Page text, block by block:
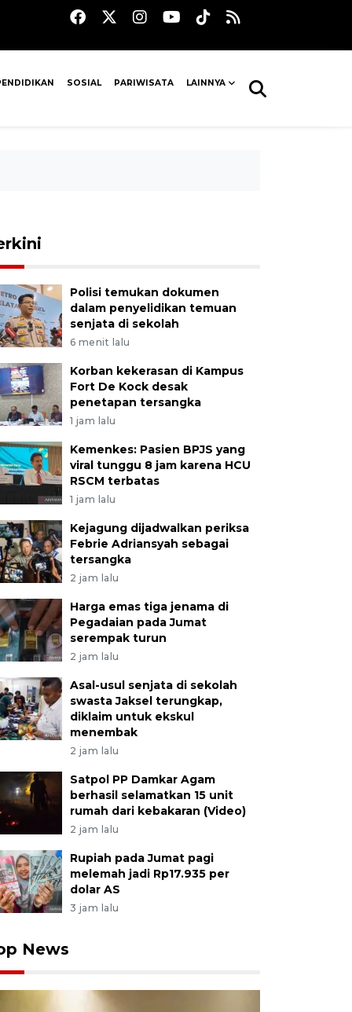
SOSIAL PARIWISATA LAINNYA
Polisi temukan dokumen
dalam penyelidikan temuan
senjata di sekolah
6 menit lalu
Korban kekerasan di Kampus
Fort De Kock desak
penetapan tersangka
1 jam lalu
Kemenkes: Pasien BPJS yang
viral tunggu 8 jam karena HCU
RSCM terbatas
1 jam lalu
Kejagung dijadwalkan periksa
Febrie Adriansyah sebagai
tersangka
2 jam lalu
Harga emas tiga jenama di
Pegadaian pada Jumat
serempak turun
2 jam lalu
Asal-usul senjata di sekolah
swasta Jaksel terungkap,
diklaim untuk ekskul
menembak
2 jam lalu
Satpol PP Damkar Agam
berhasil selamatkan 15 unit
rumah dari kebakaran (Video)
2 jam lalu
Rupiah pada Jumat pagi
melemah jadi Rp17.935 per
dolar AS
3 jam lalu
News